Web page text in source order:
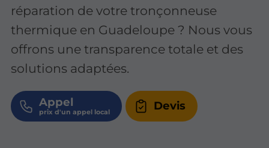
réparation de votre tronçonneuse
thermique en Guadeloupe ? Nous vous
offrons une transparence totale et des
solutions adaptées.
Appel Devis